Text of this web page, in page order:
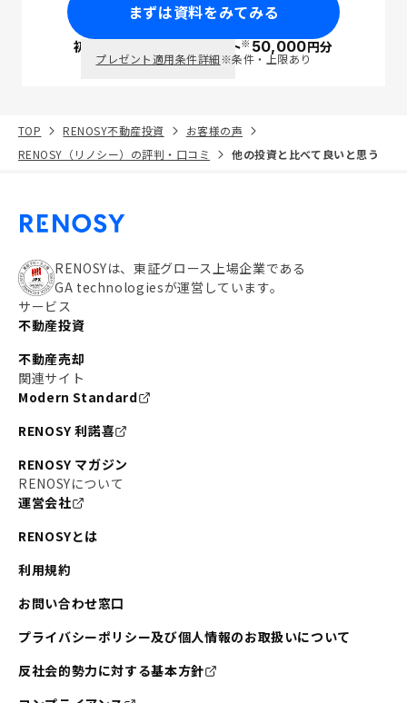
まずは資料をみてみる
初回面談で ポイント※50,000円分
プレゼント適用条件詳細※条件・上限あり
TOP RENOSY不動産投資
お客様の声
RENOSY（リノシー）の評判・口コミ
他の投資と比べて良いと思う
RENOSYは、東証グロース上場企業である
GA technologiesが運営しています。
サービス
不動産投資
不動産売却
関連サイト
Modern Standard
RENOSY 利諾喜
RENOSY マガジン
RENOSYについて
運営会社
RENOSYとは
利用規約
お問い合わせ窓口
プライバシーポリシー及び個人情報のお取扱いについて
反社会的勢力に対する基本方針